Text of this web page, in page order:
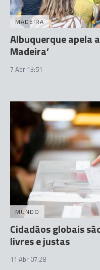
MADEIRA
Albuquerque apela
Madeira’
7 Abr 13:51
MUNDO
Cidadãos globais
livres e justas
11 Abr 07:28